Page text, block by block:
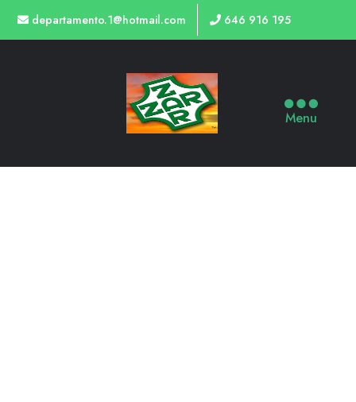
departamento.1@hotmail.com 646 916 195
Menu